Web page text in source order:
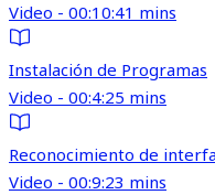
Video - 00:10:41 mins
Instalación de Programas
Video - 00:4:25 mins
Reconocimiento de
Video - 00:9:23 mins